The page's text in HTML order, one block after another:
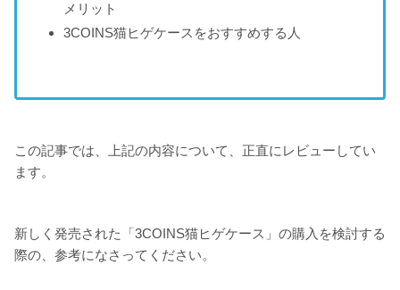
メリット
3COINS猫ヒゲケースをおすすめする人
この記事では、上記の内容について、正直にレビューしてい
ます。
新しく発売された「3COINS猫ヒゲケース」の購入を検討する
際の、参考になさってください。